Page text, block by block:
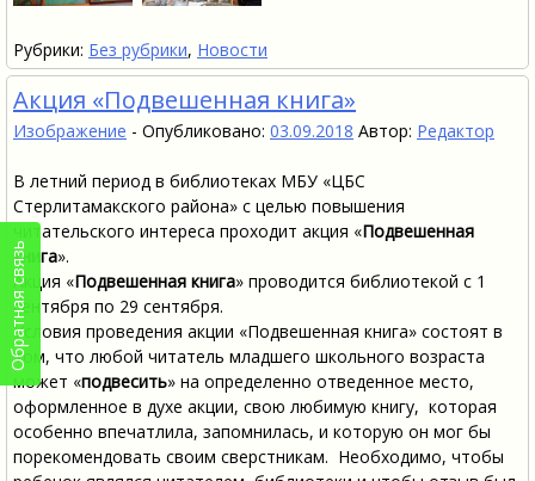
Рубрики: Без рубрики, Новости
Акция «Подвешенная книга»
Изображение - Опубликовано: 03.09.2018 Автор: Редактор
В летний период в библиотеках МБУ «ЦБС
Стерлитамакского района» с целью повышения
читательского интереса проходит акция «Подвешенная
книга».
Акция «Подвешенная книга» проводится библиотекой с 1
сентября по 29 сентября.
Условия проведения акции «Подвешенная книга» состоят в
том, что любой читатель младшего школьного возраста
может «подвесить» на определенно отведенное место,
оформленное в духе акции, свою любимую книгу, которая
особенно впечатлила, запомнилась, и которую он мог бы
порекомендовать своим сверстникам. Необходимо, чтобы
Обратная связь